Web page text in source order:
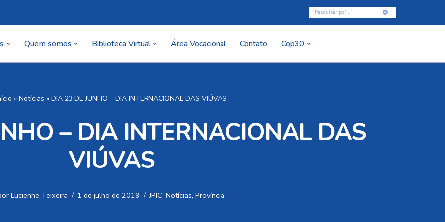
Quem somos Biblioteca Virtual Área Vocacional Contato Cop30
» Notícias » DIA 23 DE JUNHO – DIA INTERNACIONAL DAS VIÚVAS
– DIA INTERNACIONAL DAS
VIÚVAS
Lucienne Teixeira 1 de julho de 2019 JPIC, Notícias, Província